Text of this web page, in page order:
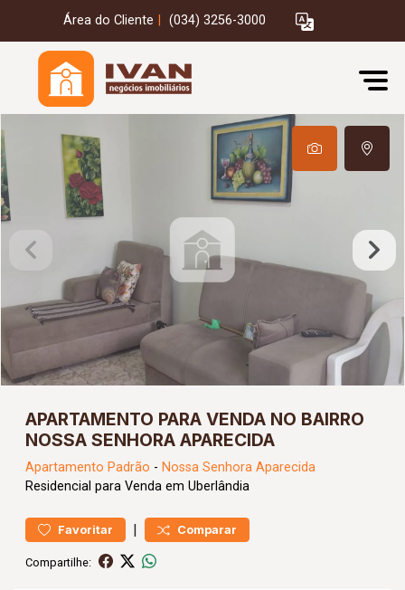
Área do Cliente (034) 3256-3000
APARTAMENTO PARA VENDA NO BAIRRO
NOSSA SENHORA APARECIDA
Apartamento Padrão - Nossa Senhora Aparecida
Residencial para Venda em Uberlândia
Favoritar | Comparar
Compartilhe: